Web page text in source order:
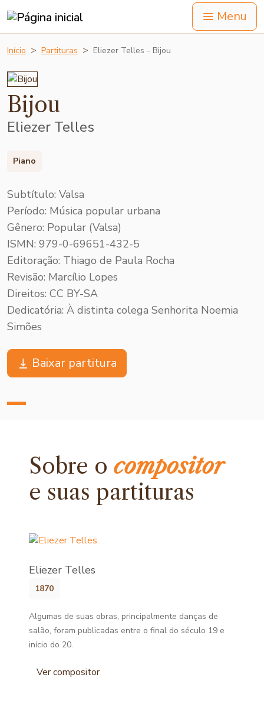
Menu
Início Partituras Eliezer Telles - Bijou
Bijou
Eliezer Telles
Piano
Subtítulo: Valsa
Período: Música popular urbana
Gênero: Popular (Valsa)
ISMN: 979-0-69651-432-5
Editoração: Thiago de Paula Rocha
Revisão: Marcílio Lopes
Direitos: CC BY-SA
Dedicatória: À distinta colega Senhorita Noemia
Simões
Baixar partitura
Sobre ocompositor
e suas partituras
Eliezer Telles
1870
Algumas de suas obras, principalmente danças de
salão, foram publicadas entre o final do século 19 e
início do 20.
Ver compositor